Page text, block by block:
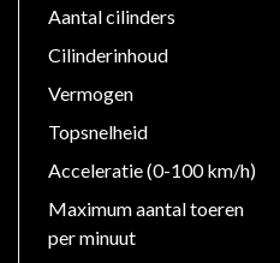
Aantal cilinders
Cilinderinhoud
Vermogen
Topsnelheid
Acceleratie (0-100 km/h)
Maximum aantal toeren
per minuut